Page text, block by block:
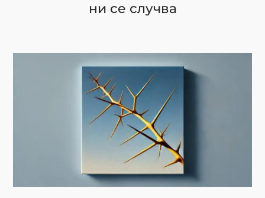
ни се случва